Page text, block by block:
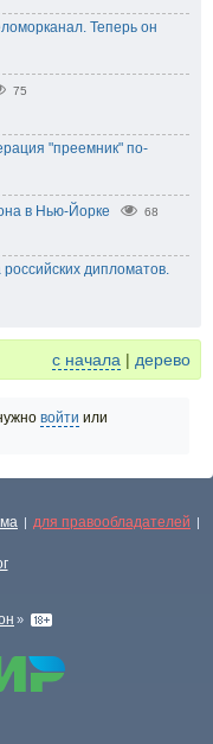
Теперь он
75
"преемник" по-
в Нью-Йорке 68
дипломатов.
с начала | дерево
войти или
| для правообладателей |
»